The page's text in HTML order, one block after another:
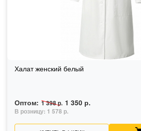
Халат женский белый
Оптом: 1 398 р. 1 350 р.
В розницу: 1 578 р.